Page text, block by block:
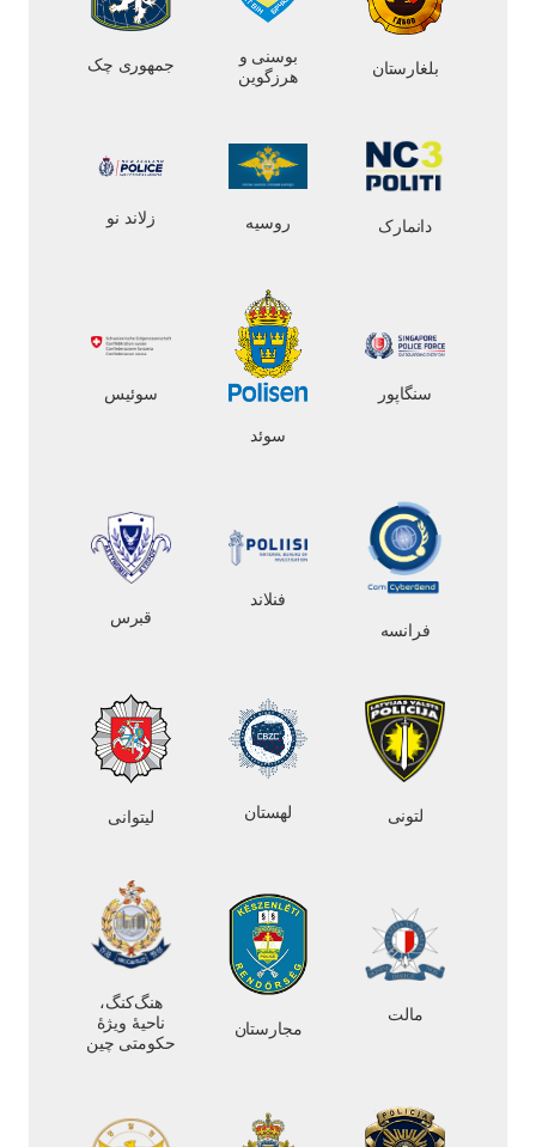
بلغارستان
بوسنی و
هرزگوین
جمهوری چک
دانمارک روسیه زلاند نو
سنگاپور
سوئد
سوئیس
فرانسه
فنلاند
قبرس
لتونی لهستان لیتوانی
مالت
مجارستان
هنگ‌کنگ،
ناحیهٔ ویژهٔ
حکومتی چین